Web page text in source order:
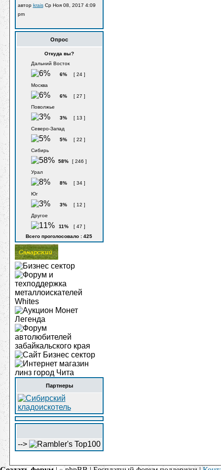
автор kraisСр Ноя 08, 2017 4:09
pm
Опрос
Откуда вы?
Дальний Восток
6%
[ 24 ]
Москва
6%
[ 27 ]
Поволжье
3%
[ 13 ]
Северо-Запад
5%
[ 22 ]
Сибирь
58%
[ 246 ]
Урал
8%
[ 34 ]
Юг
3%
[ 12 ]
Другое
11%
[ 47 ]
Всего проголосовало : 425
Партнеры
-->